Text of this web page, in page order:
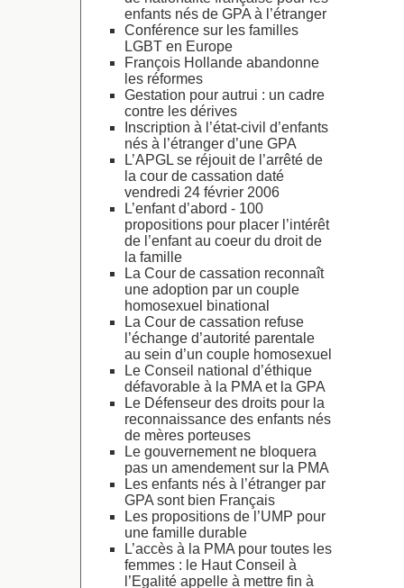
enfants nés de GPA à l’étranger
Conférence sur les familles
LGBT en Europe
François Hollande abandonne
les réformes
Gestation pour autrui : un cadre
contre les dérives
Inscription à l’état-civil d’enfants
nés à l’étranger d’une GPA
L’APGL se réjouit de l’arrêté de
la cour de cassation daté
vendredi 24 février 2006
L’enfant d’abord - 100
propositions pour placer l’intérêt
de l’enfant au coeur du droit de
la famille
La Cour de cassation reconnaît
une adoption par un couple
homosexuel binational
La Cour de cassation refuse
l’échange d’autorité parentale
au sein d’un couple homosexuel
Le Conseil national d’éthique
défavorable à la PMA et la GPA
Le Défenseur des droits pour la
reconnaissance des enfants nés
de mères porteuses
Le gouvernement ne bloquera
pas un amendement sur la PMA
Les enfants nés à l’étranger par
GPA sont bien Français
Les propositions de l’UMP pour
une famille durable
L’accès à la PMA pour toutes les
femmes : le Haut Conseil à
l’Egalité appelle à mettre fin à